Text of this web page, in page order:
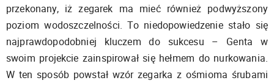
przekonany, iż zegarek ma mieć również podwyższony
poziom wodoszczelności. To niedopowiedzenie stało się
najprawdopodobniej kluczem do sukcesu – Genta w
swoim projekcie zainspirował się hełmem do nurkowania.
W ten sposób powstał wzór zegarka z ośmioma śrubami